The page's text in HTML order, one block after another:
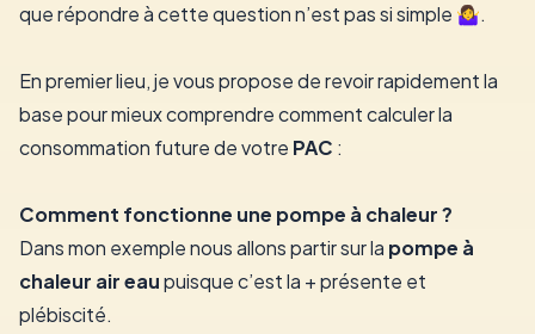
que répondre à cette question n’est pas si simple 🤷‍♀️.
En premier lieu, je vous propose de revoir rapidement la
base pour mieux comprendre comment calculer la
consommation future de votre PAC :
Comment fonctionne une pompe à chaleur ?
Dans mon exemple nous allons partir sur la pompe à
chaleur air eaupuisque c’est la + présente et
plébiscité.